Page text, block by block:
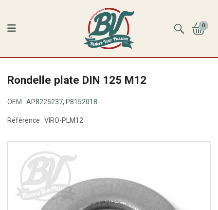
0
Rondelle plate DIN 125 M12
OEM : AP8225237, P8152018
Référence : VIRO-PLM12